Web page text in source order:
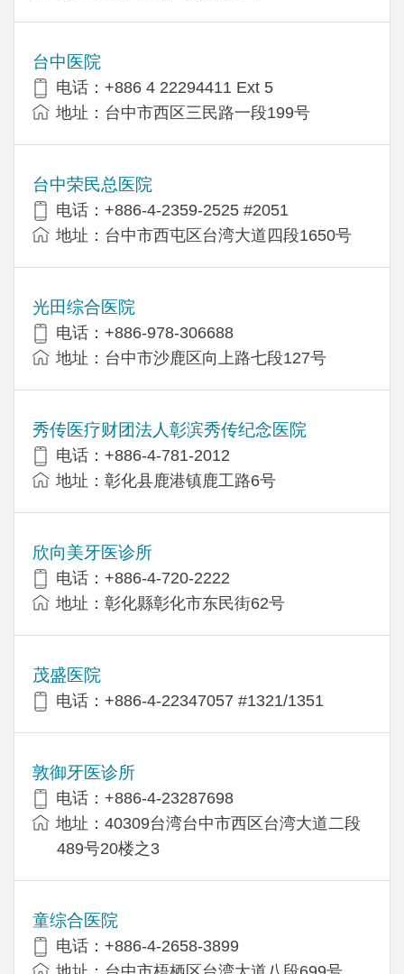
台中医院
电话：+886 4 22294411 Ext 5
地址：台中市西区三民路一段199号
台中荣民总医院
电话：+886-4-2359-2525 #2051
地址：台中市西屯区台湾大道四段1650号
光田综合医院
电话：+886-978-306688
地址：台中市沙鹿区向上路七段127号
秀传医疗财团法人彰滨秀传纪念医院
电话：+886-4-781-2012
地址：彰化县鹿港镇鹿工路6号
欣向美牙医诊所
电话：+886-4-720-2222
地址：彰化縣彰化市东民街62号
茂盛医院
电话：+886-4-22347057 #1321/1351
敦御牙医诊所
电话：+886-4-23287698
地址：40309台湾台中市西区台湾大道二段
489号20楼之3
童综合医院
电话：+886-4-2658-3899